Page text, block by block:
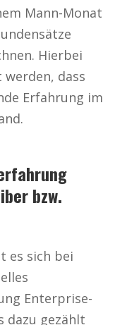
Mann-Monat
Hierbei
dass
Erfahrung im
bzw.
es sich bei
Enterprise-
dazu gezählt